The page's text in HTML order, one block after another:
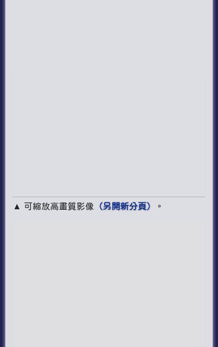
▲ 可縮放高畫質影像 （另開新分頁） 。